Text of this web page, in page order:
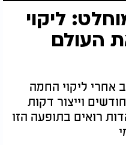
ליקוי
העולם
אחרי ליקוי החמה
וייצור דקות
רואים בתופעה הזו